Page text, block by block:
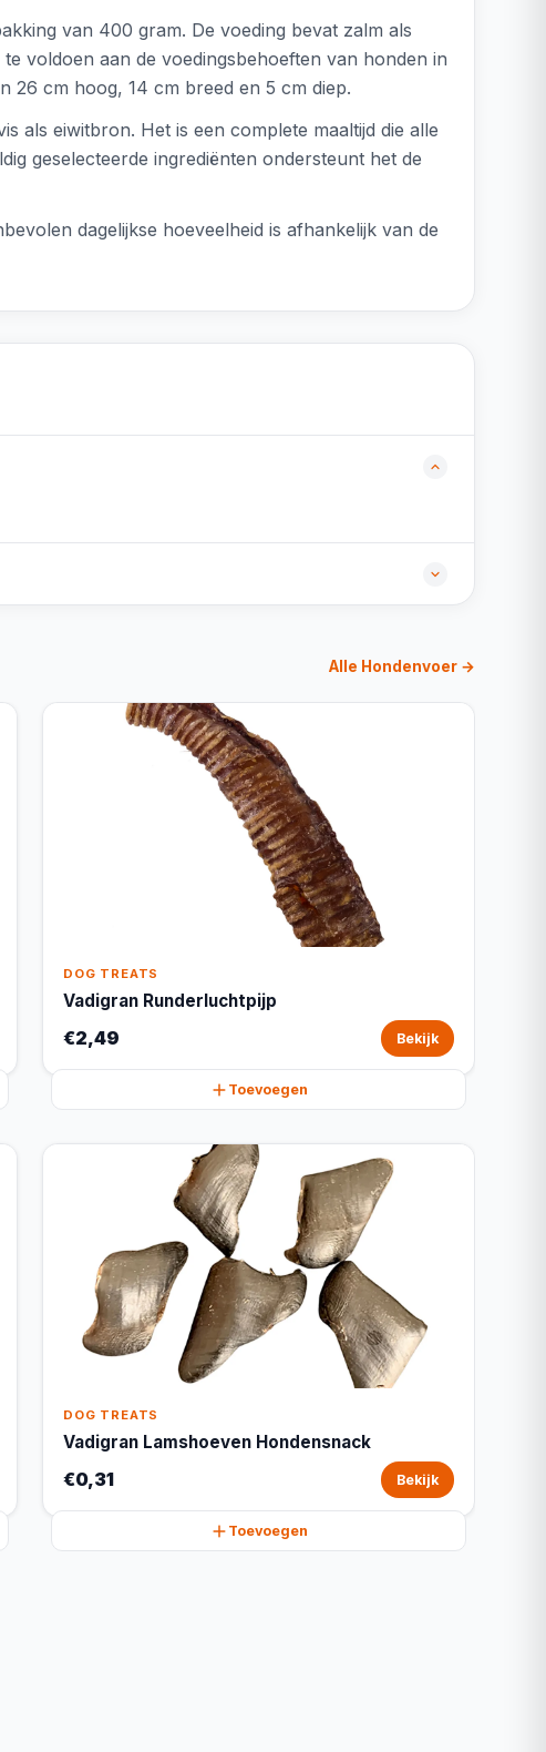
van 400 gram. De voeding bevat zalm als
voldoen aan de voedingsbehoeften van honden in
26 cm hoog, 14 cm breed en 5 cm diep.
als eiwitbron. Het is een complete maaltijd die alle
geselecteerde ingrediënten ondersteunt het de
dagelijkse hoeveelheid is afhankelijk van de
Alle Hondenvoer →
DOG TREATS
Vadigran Runderluchtpijp
€2,49 Bekijk
Toevoegen
DOG TREATS
Vadigran Lamshoeven Hondensnack
€0,31 Bekijk
Toevoegen